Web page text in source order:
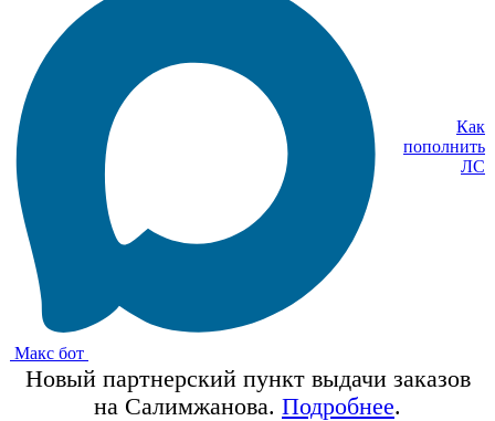
Макс бот
Как
пополнить
ЛС
Новый партнерский пункт выдачи заказов
на Салимжанова. Подробнее.